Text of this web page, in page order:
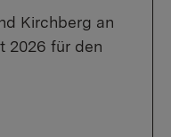
Kirchberg an
2026 für den